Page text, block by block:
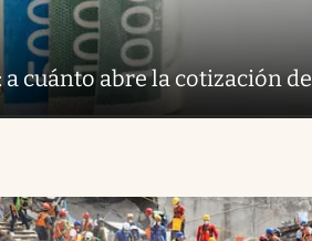
a cuánto abre la cotización de